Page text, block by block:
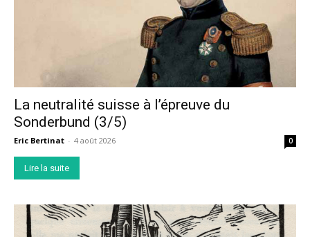
La neutralité suisse à l’épreuve du
Sonderbund (3/5)
Eric Bertinat - 4 août 2026 0
Lire la suite